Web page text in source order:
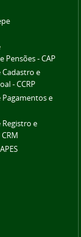
Pensões - CAP
e
- CCRP
e
e